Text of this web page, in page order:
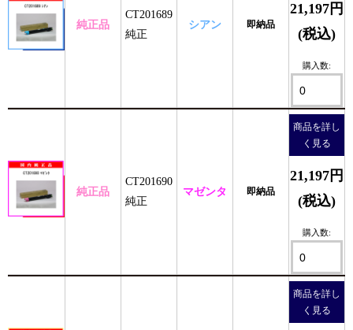
純正品
CT201689
純正
シアン 即納品
21,197円
(税込)
購入数:
純正品
CT201690
純正
マゼンタ 即納品
商品を詳し
く見る
21,197円
(税込)
購入数:
商品を詳し
く見る